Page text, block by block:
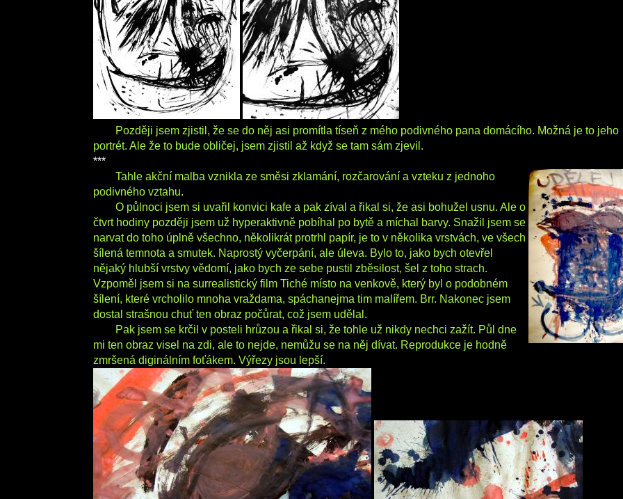
Později jsem zjistil, že se do něj asi promítla tíseň z mého podivného pana domácího. Možná je to jeho
portrét. Ale že to bude obličej, jsem zjistil až když se tam sám zjevil.
***
Tahle akční malba vznikla ze směsi zklamání, rozčarování a vzteku z jednoho
podivného vztahu.
O půlnoci jsem si uvařil konvici kafe a pak zíval a řikal si, že asi bohužel usnu. Ale o
čtvrt hodiny později jsem už hyperaktivně pobíhal po bytě a míchal barvy. Snažil jsem se
narvat do toho úplně všechno, několikrát protrhl papír, je to v několika vrstvách, ve všech
šílená temnota a smutek. Naprostý vyčerpání, ale úleva. Bylo to, jako bych otevřel
nějaký hlubší vrstvy vědomí, jako bych ze sebe pustil zběsilost, šel z toho strach.
Vzpoměl jsem si na surrealistický film Tiché místo na venkově, který byl o podobném
šílení, které vrcholilo mnoha vraždama, spáchanejma tim malířem. Brr. Nakonec jsem
dostal strašnou chuť ten obraz počůrat, což jsem udělal.
Pak jsem se krčil v posteli hrůzou a řikal si, že tohle už nikdy nechci zažít. Půl dne
mi ten obraz visel na zdi, ale to nejde, nemůžu se na něj dívat. Reprodukce je hodně
zmršená diginálním foťákem. Výřezy jsou lepší.